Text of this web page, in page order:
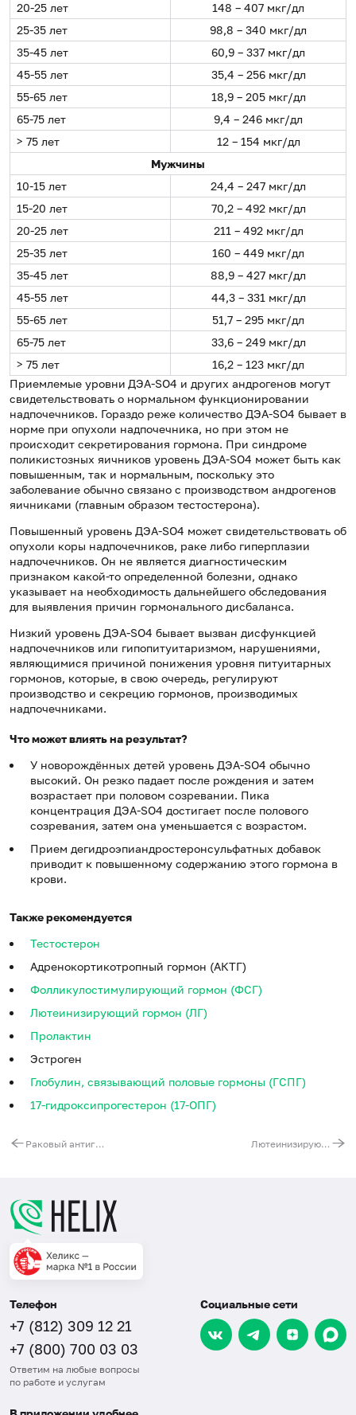
20-25 лет
148 – 407 мкг/дл
25-35 лет
98,8 – 340 мкг/дл
35-45 лет
60,9 – 337 мкг/дл
45-55 лет
35,4 – 256 мкг/дл
55-65 лет
18,9 – 205 мкг/дл
65-75 лет
9,4 – 246 мкг/дл
> 75 лет
12 – 154 мкг/дл
Мужчины
10-15 лет
24,4 – 247 мкг/дл
15-20 лет
70,2 – 492 мкг/дл
20-25 лет
211 – 492 мкг/дл
25-35 лет
160 – 449 мкг/дл
35-45 лет
88,9 – 427 мкг/дл
45-55 лет
44,3 – 331 мкг/дл
55-65 лет
51,7 – 295 мкг/дл
65-75 лет
33,6 – 249 мкг/дл
> 75 лет
16,2 – 123 мкг/дл
Приемлемые уровни ДЭА-SO4 и других андрогенов могут
свидетельствовать о нормальном функционировании
надпочечников. Гораздо реже количество ДЭА-SO4 бывает в
норме при опухоли надпочечника, но при этом не
происходит секретирования гормона. При синдроме
поликистозных яичников уровень ДЭА-SO4 может быть как
повышенным, так и нормальным, поскольку это
заболевание обычно связано с производством андрогенов
яичниками (главным образом тестостерона).
Повышенный уровень ДЭА-SO4 может свидетельствовать об
опухоли коры надпочечников, раке либо гиперплазии
надпочечников. Он не является диагностическим
признаком какой-то определенной болезни, однако
указывает на необходимость дальнейшего обследования
для выявления причин гормонального дисбаланса.
Низкий уровень ДЭА-SO4 бывает вызван дисфункцией
надпочечников или гипопитуитаризмом, нарушениями,
являющимися причиной понижения уровня питуитарных
гормонов, которые, в свою очередь, регулируют
производство и секрецию гормонов, производимых
надпочечниками.
Что может влиять на результат?
У новорождённых детей уровень ДЭА-SO4 обычно
высокий. Он резко падает после рождения и затем
возрастает при половом созревании. Пика
концентрация ДЭА-SO4 достигает после полового
созревания, затем она уменьшается с возрастом.
Прием дегидроэпиандростеронсульфатных добавок
приводит к повышенному содержанию этого гормона в
крови.
Также рекомендуется
Тестостерон
Адренокортикотропный гормон (АКТГ)
Фолликулостимулирующий гормон (ФСГ)
Лютеинизирующий гормон (ЛГ)
Пролактин
Эстроген
Глобулин, связывающий половые гормоны (ГСПГ)
17-гидроксипрогестерон (17-ОПГ)
Раковый антиген CA 242 Лютеинизирующий гормон (ЛГ)
Телефон
+7 (812) 309 12 21
+7 (800) 700 03 03
Ответим на любые вопросы
по работе и услугам
Социальные сети